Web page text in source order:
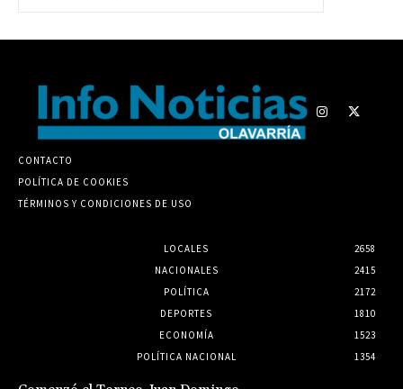
CONTACTO
POLÍTICA DE COOKIES
TÉRMINOS Y CONDICIONES DE USO
LOCALES
2658
NACIONALES
2415
POLÍTICA
2172
DEPORTES
1810
ECONOMÍA
1523
POLÍTICA NACIONAL
1354